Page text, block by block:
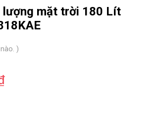
lượng mặt trời 180 Lít
)
Giá